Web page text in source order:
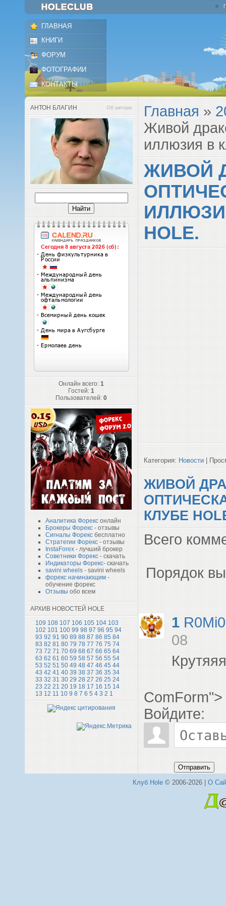
ГЛАВНАЯ
КНИГИ
ФОРУМ
ФОТОГРАФИИ
КОНТАКТЫ
АНТОН БЛАГИН Об авторе
Онлайн всего: 1
Гостей: 1
Пользователей: 0
Аналитика Форекс онлайн
Брокеры Форекс - отзывы
Сигналы Форекс бесплатно
Стратегии Форекс - отзывы
InstaForex - лучший брокер
Советники Форекс - скачать
Индикаторы Форекс- скачать
savini wheels - savini wheels
форекс начинающим -
обучение форекс
Отзывы обо всем
АРХИВ НОВОСТЕЙ HOLE
109 108 107 106 105 104 103
102 101 100 99 98 97 96 95 94
93 92 91 90 89 88 87 86 85 84
83 82 81 80 79 78 77 76 75 74
73 72 71 70 69 68 67 66 65 64
63 62 61 60 59 58 57 56 55 54
53 52 51 50 49 48 47 46 45 44
43 42 41 40 39 38 37 36 35 34
33 32 31 30 29 28 27 26 25 24
23 22 21 20 19 18 17 16 15 14
13 12 11 10 9 8 7 6 5 4 3 2 1
Главная »
Живой
иллюзия в
ЖИВОЙ
HOLE.
Категория: Новости |
ЖИВОЙ
КЛУБЕ
Всего
Порядок
1 R0Mi0
08
ComForm">
Войдите:
Отправить
Клуб Hole© 2006-2026 | О